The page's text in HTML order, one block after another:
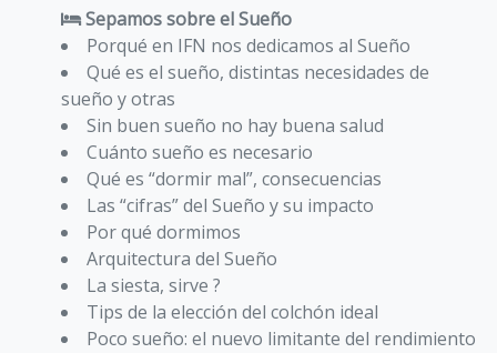
Sepamos sobre el Sueño
Porqué en IFN nos dedicamos al Sueño
Qué es el sueño, distintas necesidades de
sueño y otras
Sin buen sueño no hay buena salud
Cuánto sueño es necesario
Qué es “dormir mal”, consecuencias
Las “cifras” del Sueño y su impacto
Por qué dormimos
Arquitectura del Sueño
La siesta, sirve ?
Tips de la elección del colchón ideal
Poco sueño: el nuevo limitante del rendimiento